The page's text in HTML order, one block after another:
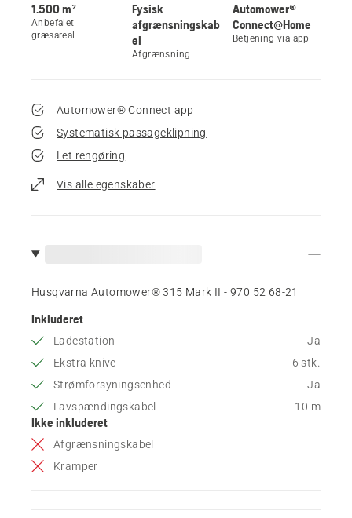
1.500 m²
Anbefalet
græsareal
Fysisk
afgrænsningskab
el
Afgrænsning
Automower®
Connect@Home
Betjening via app
Automower® Connect app
Systematisk passageklipning
Let rengøring
Vis alle egenskaber
Husqvarna Automower® 315 Mark II - 970 52 68‑21
Inkluderet
Ladestation
Ja
Ekstra knive
6 stk.
Strømforsyningsenhed
Ja
Lavspændingskabel
10 m
Ikke inkluderet
Afgrænsningskabel
Kramper